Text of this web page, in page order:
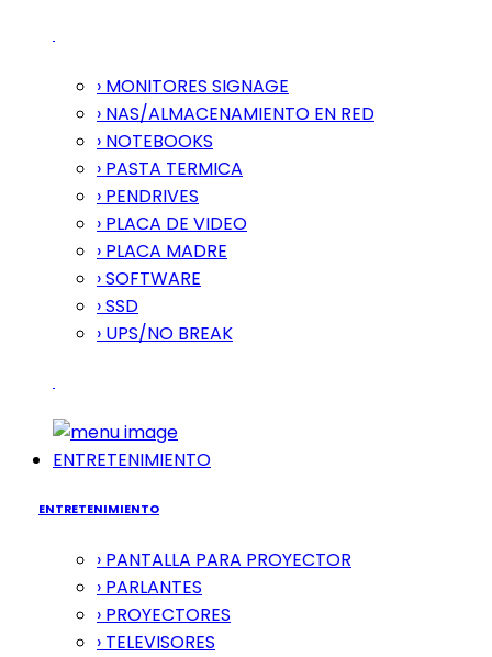
› MONITORES SIGNAGE
› NAS/ALMACENAMIENTO EN RED
› NOTEBOOKS
› PASTA TERMICA
› PENDRIVES
› PLACA DE VIDEO
› PLACA MADRE
› SOFTWARE
› SSD
› UPS/NO BREAK
ENTRETENIMIENTO
ENTRETENIMIENTO
› PANTALLA PARA PROYECTOR
› PARLANTES
› PROYECTORES
› TELEVISORES